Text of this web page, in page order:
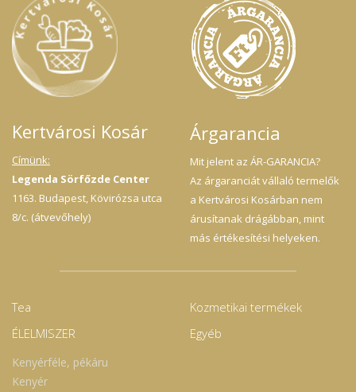
Kertvárosi Kosár
Címünk:
Legenda Sörfőzde Center
1163. Budapest, Kövirózsa utca
8/c. (átvevőhely)
Árgarancia
Mit jelent az ÁR-GARANCIA?
Az árgaranciát vállaló termelők
a Kertvárosi Kosárban nem
árusítanak drágábban, mint
más értékesítési helyeken.
Tea
ÉLELMISZER
Kenyérféle, pékáru
Kenyér
Kozmetikai termékek
Egyéb